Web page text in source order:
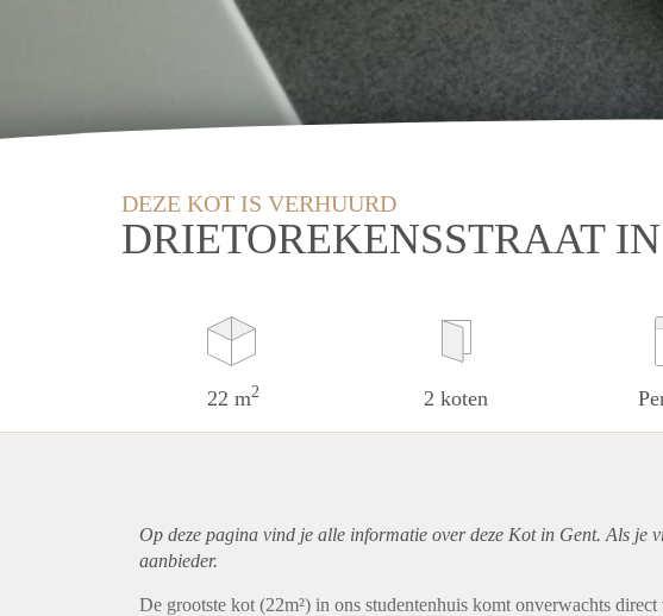
DEZE KOT IS VERHUURD
DRIETOREKENSSTRAAT
22 m2 2 koten
Op deze pagina vind je alle informatie over deze Kot in Gent. Als je
aanbieder.
De grootste kot (22m²) in ons studentenhuis komt onverwachts direct